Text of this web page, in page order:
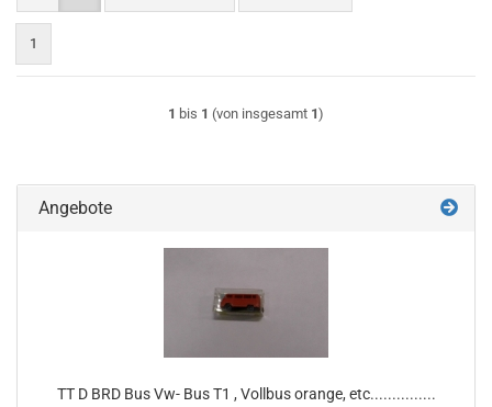
1
1 bis 1 (von insgesamt 1)
Angebote
TT D BRD Bus Vw- Bus T1 , Vollbus orange, etc...............